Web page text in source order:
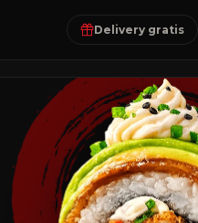
Delivery gratis